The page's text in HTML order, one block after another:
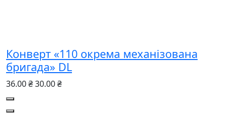
Конверт «110 окрема механізована
бригада» DL
36.00 ₴30.00 ₴